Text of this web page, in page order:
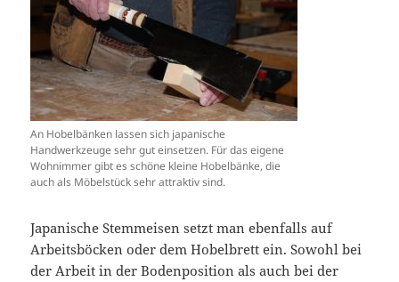
An Hobelbänken lassen sich japanische
Handwerkzeuge sehr gut einsetzen. Für das eigene
Wohnimmer gibt es schöne kleine Hobelbänke, die
auch als Möbelstück sehr attraktiv sind.
Japanische Stemmeisen setzt man ebenfalls auf
Arbeitsböcken oder dem Hobelbrett ein. Sowohl bei
der Arbeit in der Bodenposition als auch bei der